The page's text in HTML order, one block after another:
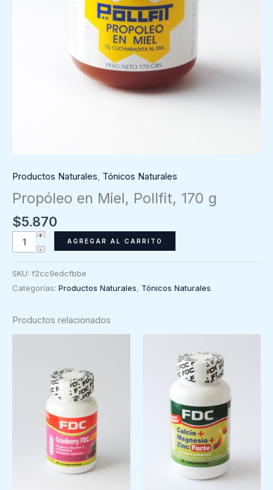
Productos Naturales, Tónicos Naturales
Propóleo en Miel, Pollfit, 170 g
$5.870
Propóleo
en
cantidad
AGREGAR AL CARRITO
SKU: f2cc9edcfbbe
Categorías: Productos Naturales, Tónicos Naturales
Productos relacionados